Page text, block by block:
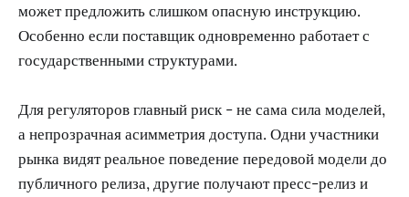
может предложить слишком опасную инструкцию.
Особенно если поставщик одновременно работает с
государственными структурами.
Для регуляторов главный риск - не сама сила моделей,
а непрозрачная асимметрия доступа. Одни участники
рынка видят реальное поведение передовой модели до
публичного релиза, другие получают пресс-релиз и